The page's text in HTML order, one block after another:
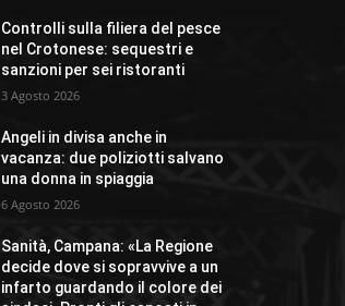
Controlli sulla filiera del pesce
nel Crotonese: sequestri e
sanzioni per sei ristoranti
3 Agosto 2026
Angeli in divisa anche in
vacanza: due poliziotti salvano
una donna in spiaggia
6 Agosto 2026
Sanità, Campana: «La Regione
decide dove si sopravvive a un
infarto guardando il colore dei